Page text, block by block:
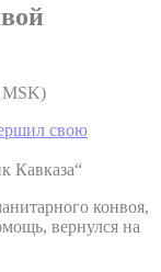
MSK)
Кавказа“
конвоя,
вернулся на